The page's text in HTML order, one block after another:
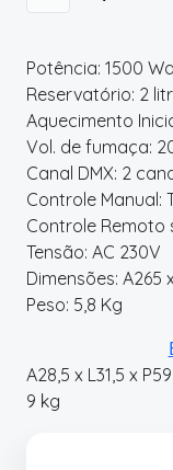
Potência: 1500
Reservatório: 2
Aquecimento
Vol. de fumaça:
Canal DMX: 2
Controle Manual:
Controle Remoto
Tensão: AC 230V
Dimensões: A265
Peso: 5,8 Kg
A28,5 x L31,5 x
9 kg